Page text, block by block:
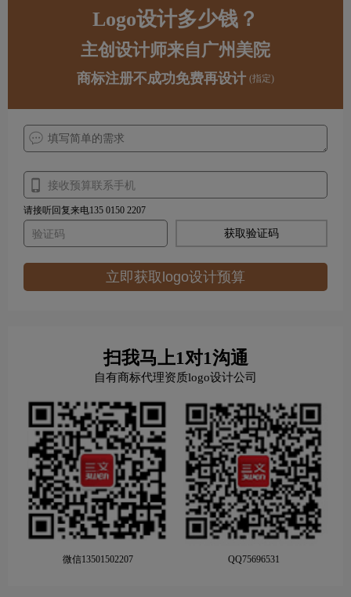
Logo设计多少钱？
主创设计师来自广州美院
商标注册不成功免费再设计 (指定)
请接听回复来电135 0150 2207
获取验证码
立即获取logo设计预算
扫我马上1对1沟通
自有商标代理资质logo设计公司
微信13501502207 QQ75696531